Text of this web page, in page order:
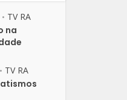
• TV RA
na
• TV RA